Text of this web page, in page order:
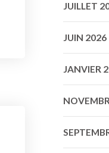
JUILLET
JUIN 2026
JANVIER